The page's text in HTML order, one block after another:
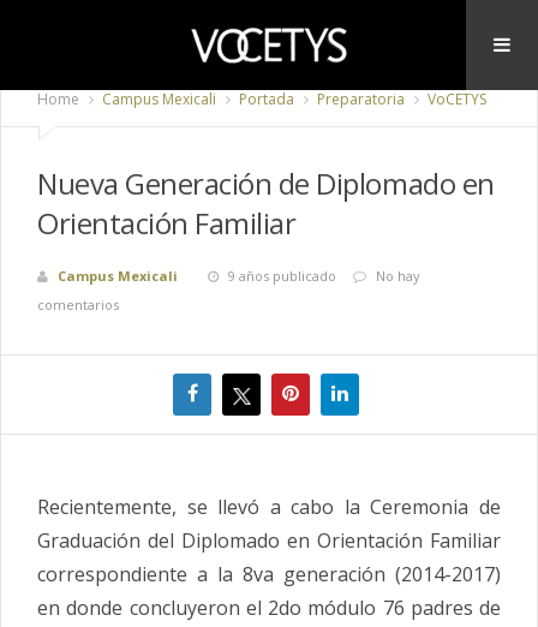
Home Campus Mexicali Portada Preparatoria VoCETYS
Nueva Generación de Diplomado en
Orientación Familiar
Campus Mexicali 9 años publicado
No hay
comentarios
Recientemente, se llevó a cabo la Ceremonia de
Graduación del Diplomado en Orientación Familiar
correspondiente a la 8va generación (2014-2017)
en donde concluyeron el 2do módulo 76 padres de